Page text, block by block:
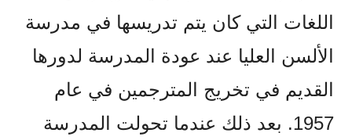
اللغات التي كان يتم تدريسها في مدرسة
الألسن العليا عند عودة المدرسة لدورها
القديم في تخريج المترجمين في عام
1957. بعد ذلك عندما تحولت المدرسة